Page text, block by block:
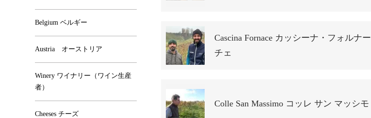
Cascina Fornace カッシーナ・フォルナー
チェ
Colle San Massimo コッレ サン マッシモ
Belgium ベルギー
Austria オーストリア
Winery ワイナリー（ワイン生産
者）
Cheeses チーズ